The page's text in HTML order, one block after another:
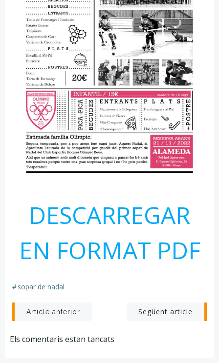
DESCARREGAR
EN FORMAT PDF
#sopar de nadal
Post
navigation
Article anterior
Post
navigation
Següent article
Els comentaris estan tancats